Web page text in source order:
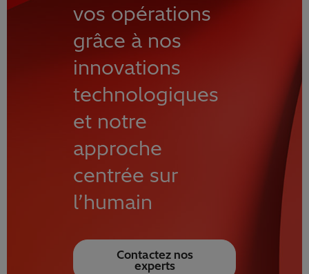
vos opérations
grâce à nos
innovations
technologiques
et notre
approche
centrée sur
l’humain
Contactez nos
experts